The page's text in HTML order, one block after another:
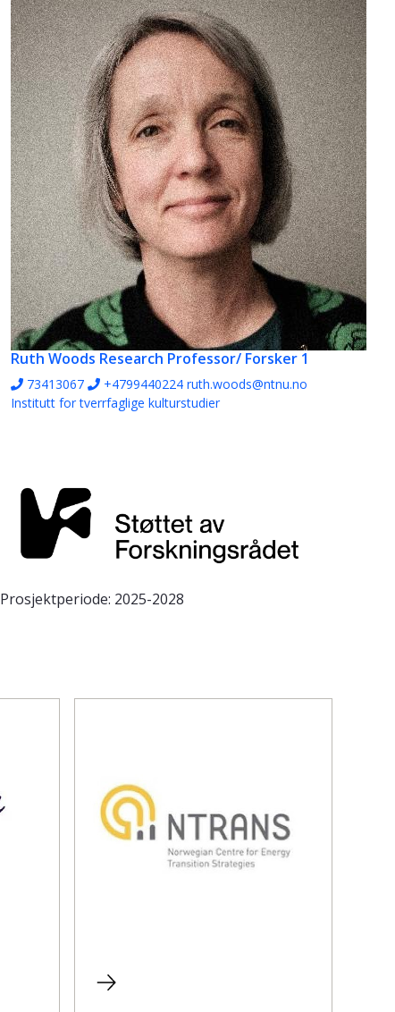
Ruth Woods Research Professor/ Forsker 1
73413067 +4799440224 ruth.woods@ntnu.no
Institutt for tverrfaglige kulturstudier
Prosjektperiode: 2025-2028